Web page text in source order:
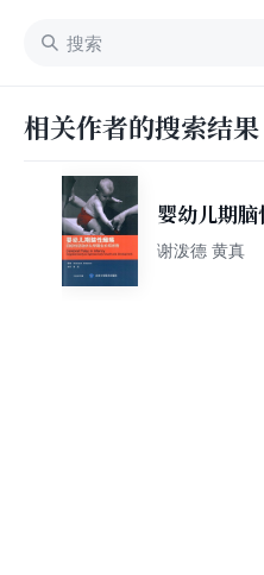
相关作者的搜索结果
婴幼儿期脑
优化早期生
谢泼德 黄真